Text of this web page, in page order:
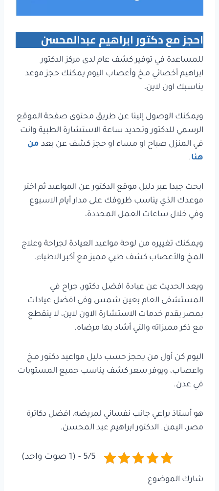
احجز مع دكتور ابراهيم عبدالمحسن
للمساعدة في توفير كشف عام لدى مركز الدكتور
ابراهيم أخصائي مـخ وأعصاب اليوم يمكنك حجز موعد
يناسبك اون لاين،
ويمكنك الوصول إلينا عن طريق محتوى صفحة الموقع
الرسمي للدكتور وتحديد ساعة الاستشارة الطبية وانت
في المنزل صباح او مساء او حجز كشف عن بعد من
هنا.
ابحث جيدا عبر دليل موقع الدكتور عن المواعيد ثم اختر
موعدك الذي يناسب ظروفك على مدار أيام الاسبوع
وفي خلال ساعات العمل المحددة،
ويمكنك تغييره من لوحة مواعيد العيادة لجراحة وعلاج
المخ والأعصاب كشف طبي مميز مع أكبر الاطباء.
ويعد الحديث عن عيادة افضل دكتور، جراح في
المستشفى العام بعين شمس وفي افضل عيادات
بمصر يقدم خدمات الاستشارة الاون لاين، لا ينقطع
مع ذكر مميزاته والتي أشاد بها مرضاه.
اليوم كن أول من يحجز حسب دليل مواعيد دكتور مـخ
واعصـاب، ويوفر سعر كشف يناسب جميع المستويات
في عدن.
هو أستاذ يراعي جانب نفساني لمريضه، افضل دكاترة
مصر، اليمن. الدكتور ابراهيم عبد المحسن.
5/5 - (1 صوت واحد)
شارك الموضوع